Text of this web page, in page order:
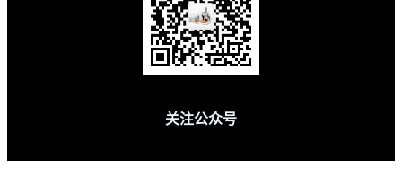
关注公众号